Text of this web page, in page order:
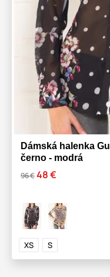
Dámská halenka
černo - modrá
96 €48 €
XS S